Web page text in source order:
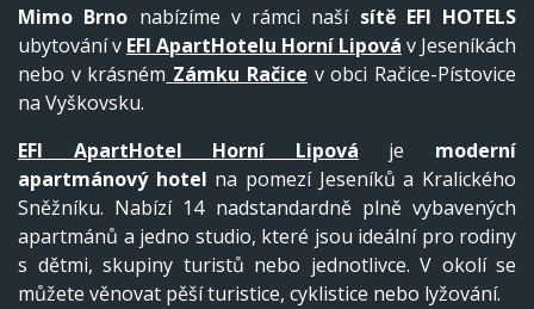
Mimo Brno nabízíme v rámci naší sítě EFI HOTELS
ubytování v EFI ApartHotelu Horní Lipová v Jeseníkách
nebo v krásném Zámku Račice v obci Račice-Pístovice
na Vyškovsku.
EFI ApartHotel Horní Lipová je moderní
apartmánový hotel na pomezí Jeseníků a Kralického
Sněžníku. Nabízí 14 nadstandardně plně vybavených
apartmánů a jedno studio, které jsou ideální pro rodiny
s dětmi, skupiny turistů nebo jednotlivce. V okolí se
můžete věnovat pěší turistice, cyklistice nebo lyžování.